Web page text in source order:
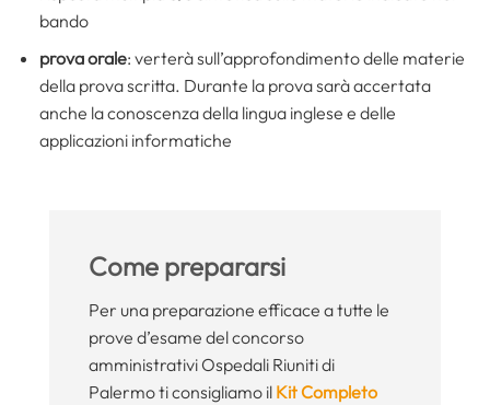
bando
prova orale: verterà sull’approfondimento delle materie
della prova scritta. Durante la prova sarà accertata
anche la conoscenza della lingua inglese e delle
applicazioni informatiche
Come prepararsi
Per una preparazione efficace a tutte le
prove d’esame del concorso
amministrativi Ospedali Riuniti di
Palermo ti consigliamo il Kit Completo